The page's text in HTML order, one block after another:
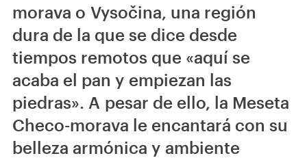
morava o Vysočina, una región
dura de la que se dice desde
tiempos remotos que «aquí se
acaba el pan y empiezan las
piedras». A pesar de ello, la Meseta
Checo-morava le encantará con su
belleza armónica y ambiente